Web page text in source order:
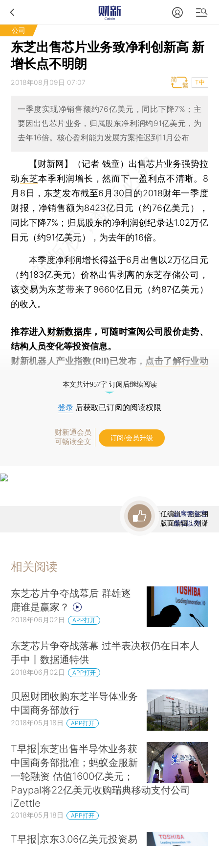
公司
东芝出售芯片业务致净利创新高 新
增长点不明朗
2018年08月09日 07:07 T中
一季度实现净销售额约76亿美元，同比下降7%；主
要因出售芯片业务，归属股东净利润约91亿美元，为
去年16倍。核心盈利能力发展方案推迟到11月公布
【财新网】（记者 钱童） 出售芯片业务强势拉
动东芝本季利润增长，然而下一盈利点不清晰。8
月8日，东芝发布截至6月30日的2018财年一季度
财报，净销售额为8423亿日元（约76亿美元），
同比下降7%；归属股东的净利润创纪录达1.02万亿
日元（约91亿美元），为去年的16倍。
本季度净利润增长得益于6月出售以2万亿日元
（约183亿美元）价格出售剥离的东芝存储公司，
该交易为东芝带来了9660亿日元（约87亿美元）
的收入。
推荐进入财新数据库 ，可随时查阅公司股价走势、
结构人员变化等投资信息。
财新机器人产业指数(RII)已发布， 点击了解行业动
本文共计957字 订阅后继续阅读
登录 后获取已订阅的阅读权限
财新通会员
可畅读全文
订阅/会员升级
责任编辑：屈运栩
版面编辑：刘潇
首席赞赏官
虚位以待
相关阅读
东芝芯片争夺战幕后 群雄逐
鹿谁是赢家？
2018年06月02日 APP打开
东芝芯片争夺战落幕 过半表决权仍在日本人
手中丨数据通特供
2018年06月02日 APP打开
贝恩财团收购东芝半导体业务
中国商务部放行
2018年05月18日 APP打开
T早报|东芝出售半导体业务获
中国商务部批准；蚂蚁金服新
一轮融资 估值1600亿美元；
Paypal将22亿美元收购瑞典移动支付公司
iZettle
2018年05月18日 APP打开
T早报|京东3.06亿美元投资易